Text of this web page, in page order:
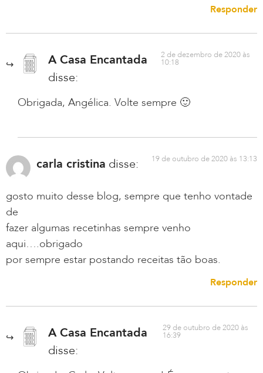
Responder
A Casa Encantada
disse:
2 de dezembro de 2020 às
10:18
Obrigada, Angélica. Volte sempre 🙂
carla cristina disse: 19 de outubro de 2020 às 13:13
gosto muito desse blog, sempre que tenho vontade
de
fazer algumas recetinhas sempre venho
aqui….obrigado
por sempre estar postando receitas tão boas.
Responder
A Casa Encantada
disse:
29 de outubro de 2020 às
16:39